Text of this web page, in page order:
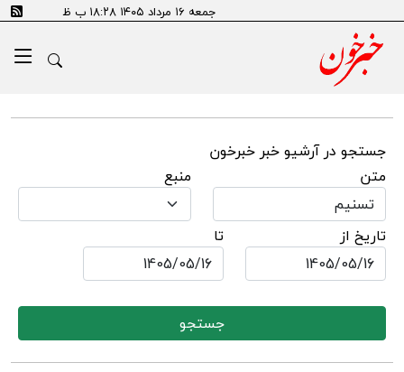
جمعه ۱۶ مرداد ۱۴۰۵ ۱۸:۲۸ ب ظ
جستجو در آرشیو خبر خبرخون
متن
منبع
تاریخ از تا
جستجو